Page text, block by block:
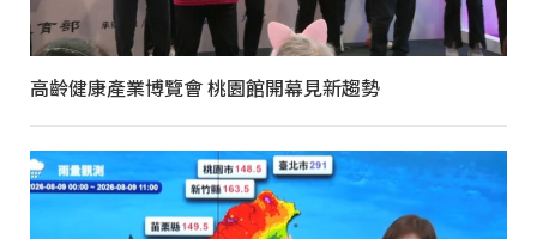
高齡健康產業博覽會 桃園館開幕見新趨勢